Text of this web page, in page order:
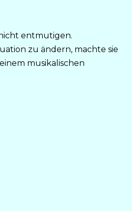
entmutigen.
zu ändern, machte sie
musikalischen